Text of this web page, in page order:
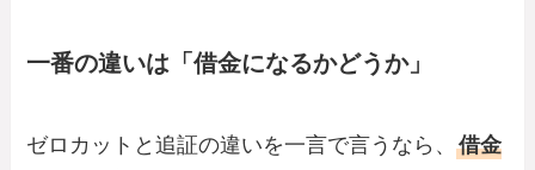
一番の違いは「借金になるかどうか」
ゼロカットと追証の違いを一言で言うなら、借金